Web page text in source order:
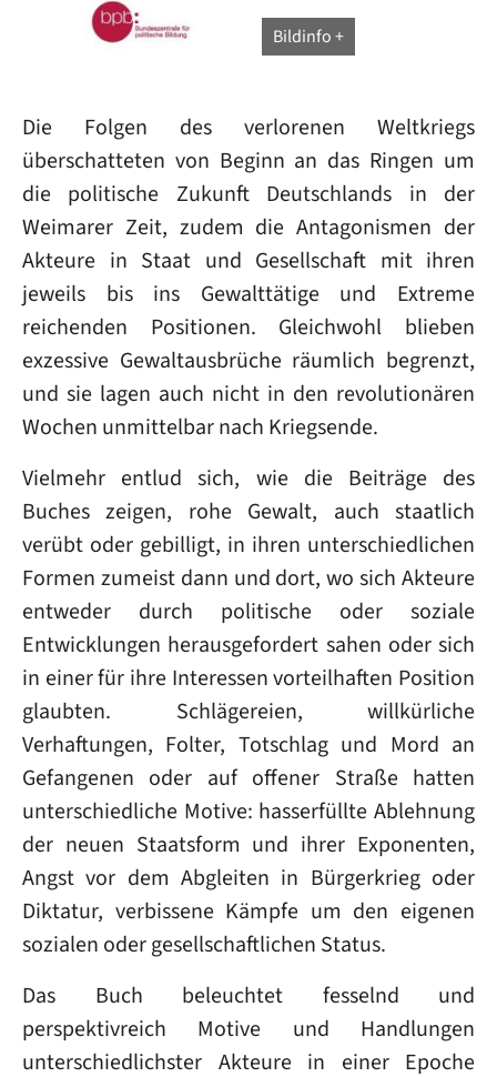
Bildinfo
Die Folgen des verlorenen Weltkriegs
überschatteten von Beginn an das Ringen um
die politische Zukunft Deutschlands in der
Weimarer Zeit, zudem die Antagonismen der
Akteure in Staat und Gesellschaft mit ihren
jeweils bis ins Gewalttätige und Extreme
reichenden Positionen. Gleichwohl blieben
exzessive Gewaltausbrüche räumlich begrenzt,
und sie lagen auch nicht in den revolutionären
Wochen unmittelbar nach Kriegsende.
Vielmehr entlud sich, wie die Beiträge des
Buches zeigen, rohe Gewalt, auch staatlich
verübt oder gebilligt, in ihren unterschiedlichen
Formen zumeist dann und dort, wo sich Akteure
entweder durch politische oder soziale
Entwicklungen herausgefordert sahen oder sich
in einer für ihre Interessen vorteilhaften Position
glaubten. Schlägereien, willkürliche
Verhaftungen, Folter, Totschlag und Mord an
Gefangenen oder auf offener Straße hatten
unterschiedliche Motive: hasserfüllte Ablehnung
der neuen Staatsform und ihrer Exponenten,
Angst vor dem Abgleiten in Bürgerkrieg oder
Diktatur, verbissene Kämpfe um den eigenen
sozialen oder gesellschaftlichen Status.
Das Buch beleuchtet fesselnd und
perspektivreich Motive und Handlungen
unterschiedlichster Akteure in einer Epoche